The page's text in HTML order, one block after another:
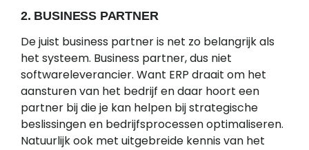
2. BUSINESS PARTNER
De juist business partner is net zo belangrijk als
het systeem. Business partner, dus niet
softwareleverancier. Want ERP draait om het
aansturen van het bedrijf en daar hoort een
partner bij die je kan helpen bij strategische
beslissingen en bedrijfsprocessen optimaliseren.
Natuurlijk ook met uitgebreide kennis van het